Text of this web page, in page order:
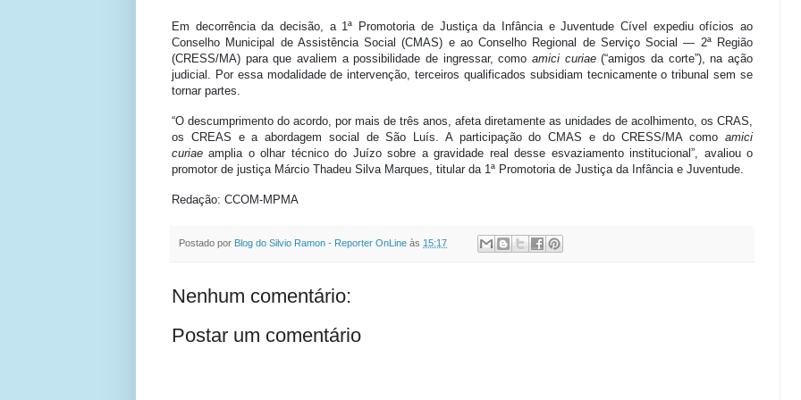
Em decorrência da decisão, a 1ª Promotoria de Justiça da Infância e Juventude Cível expediu ofícios ao
Conselho Municipal de Assistência Social (CMAS) e ao Conselho Regional de Serviço Social — 2ª Região
(CRESS/MA) para que avaliem a possibilidade de ingressar, como amici curiae(“amigos da corte”), na ação
judicial. Por essa modalidade de intervenção, terceiros qualificados subsidiam tecnicamente o tribunal sem se
tornar partes.
“O descumprimento do acordo, por mais de três anos, afeta diretamente as unidades de acolhimento, os CRAS,
os CREAS e a abordagem social de São Luís. A participação do CMAS e do CRESS/MA como amici
curiae amplia o olhar técnico do Juízo sobre a gravidade real desse esvaziamento institucional”, avaliou o
promotor de justiça Márcio Thadeu Silva Marques, titular da 1ª Promotoria de Justiça da Infância e Juventude.
Redação: CCOM-MPMA
Postado por Blog do Silvio Ramon - Reporter OnLine às 15:17
Nenhum comentário:
Postar um comentário